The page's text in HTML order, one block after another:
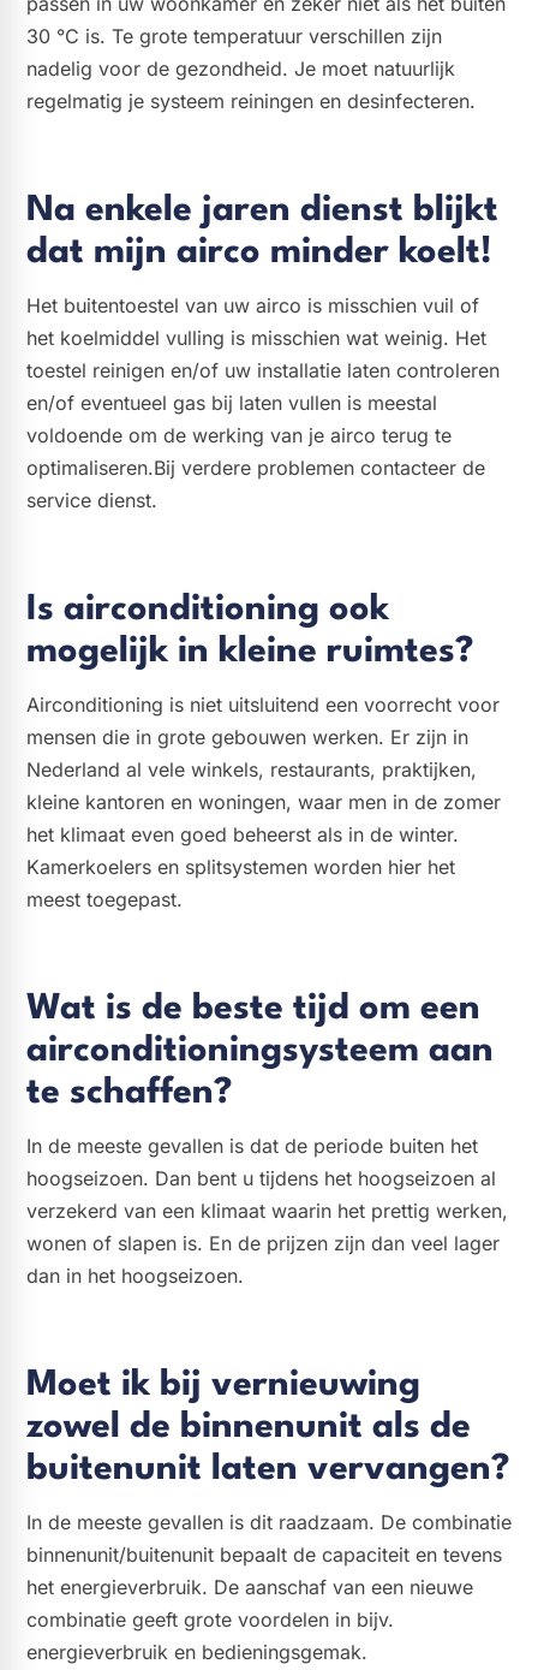
30 °C is. Te grote temperatuur verschillen zijn
nadelig voor de gezondheid. Je moet natuurlijk
regelmatig je systeem reiningen en desinfecteren.
Na enkele jaren dienst blijkt
dat mijn airco minder koelt!
Het buitentoestel van uw airco is misschien vuil of
het koelmiddel vulling is misschien wat weinig. Het
toestel reinigen en/of uw installatie laten controleren
en/of eventueel gas bij laten vullen is meestal
voldoende om de werking van je airco terug te
optimaliseren.Bij verdere problemen contacteer de
service dienst.
Is airconditioning ook
mogelijk in kleine ruimtes?
Airconditioning is niet uitsluitend een voorrecht voor
mensen die in grote gebouwen werken. Er zijn in
Nederland al vele winkels, restaurants, praktijken,
kleine kantoren en woningen, waar men in de zomer
het klimaat even goed beheerst als in de winter.
Kamerkoelers en splitsystemen worden hier het
meest toegepast.
Wat is de beste tijd om een
airconditioningsysteem aan
te schaffen?
In de meeste gevallen is dat de periode buiten het
hoogseizoen. Dan bent u tijdens het hoogseizoen al
verzekerd van een klimaat waarin het prettig werken,
wonen of slapen is. En de prijzen zijn dan veel lager
dan in het hoogseizoen.
Moet ik bij vernieuwing
zowel de binnenunit als de
buitenunit laten vervangen?
In de meeste gevallen is dit raadzaam. De combinatie
binnenunit/buitenunit bepaalt de capaciteit en tevens
het energieverbruik. De aanschaf van een nieuwe
combinatie geeft grote voordelen in bijv.
energieverbruik en bedieningsgemak.